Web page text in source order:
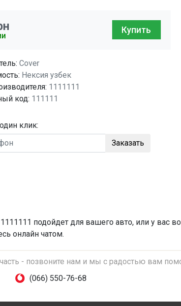
Купить
Cover
Нексия узбек
1111111
код: 111111
клик:
Заказать
подойдет для вашего авто, или у вас
онлайн чатом.
- позвоните нам и мы с радостью вам
(066) 550-76-68